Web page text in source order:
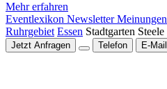
Mehr erfahren
Eventlexikon NewsletterMeinungen
Ruhrgebiet Essen Stadtgarten Steele
Jetzt Anfragen Telefon E-Mail